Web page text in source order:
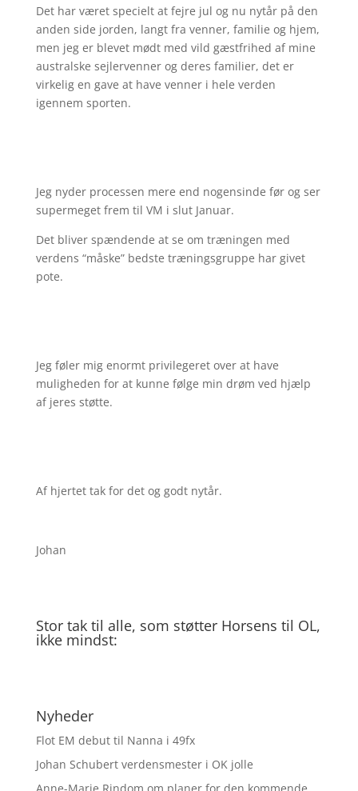
Det har været specielt at fejre jul og nu nytår på den
anden side jorden, langt fra venner, familie og hjem,
men jeg er blevet mødt med vild gæstfrihed af mine
australske sejlervenner og deres familier, det er
virkelig en gave at have venner i hele verden
igennem sporten.
Jeg nyder processen mere end nogensinde før og ser
supermeget frem til VM i slut Januar.
Det bliver spændende at se om træningen med
verdens “måske” bedste træningsgruppe har givet
pote.
Jeg føler mig enormt privilegeret over at have
muligheden for at kunne følge min drøm ved hjælp
af jeres støtte.
Af hjertet tak for det og godt nytår.
Johan
Stor tak til alle, som støtter Horsens til OL,
ikke mindst:
Nyheder
Flot EM debut til Nanna i 49fx
Johan Schubert verdensmester i OK jolle